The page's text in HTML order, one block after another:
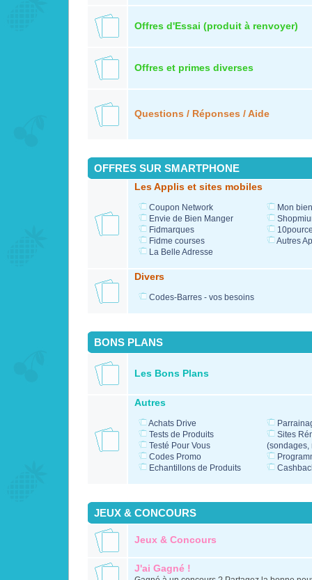
Offres d'Essai (produit à renvoyer)
Offres et primes diverses
Questions / Réponses / Aide
OFFRES SUR SMARTPHONE
Les Applis et sites mobiles
Coupon Network
Envie de Bien Manger
Fidmarques
Fidme courses
La Belle Adresse
Mon
Autres
Divers
Codes-Barres - vos besoins
BONS PLANS
Les Bons Plans
Autres
Achats Drive
Tests de Produits
Testé Pour Vous
Codes Promo
Echantillons de Produits
Sites
(sondages,
JEUX & CONCOURS
Jeux & Concours
J'ai Gagné !